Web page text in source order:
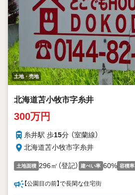
土地・売地
北海道苫小牧市字糸井
300万円
糸井駅 歩15分 （室蘭線）
北海道苫小牧市字糸井
土地面積 296㎡（登記） 建ぺい率 60% 容積率
【公園目の前】で長閑な住宅街